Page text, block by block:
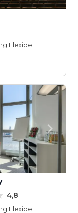
Flexibel
4,8
Flexibel